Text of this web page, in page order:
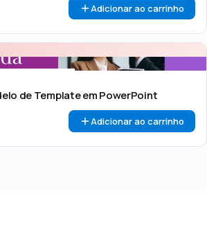
Adicionar ao carrinho
de Template em PowerPoint
Adicionar ao carrinho